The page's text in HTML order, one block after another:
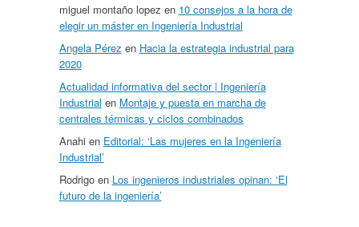
miguel montaño lopez en 10 consejos a la hora de
elegir un máster en Ingeniería Industrial
Angela Pérez en Hacia la estrategia industrial para
2020
Actualidad informativa del sector | Ingeniería
Industrial en Montaje y puesta en marcha de
centrales térmicas y ciclos combinados
Anahi en Editorial: ‘Las mujeres en la Ingeniería
Industrial’
Rodrigoen Los ingenieros industriales opinan: ‘El
futuro de la ingeniería’